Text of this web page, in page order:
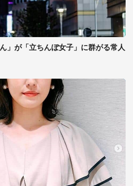
」が「立ちんぼ女子」に群がる常人